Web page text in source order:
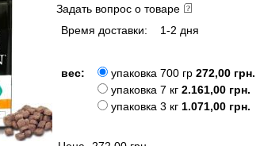
Задать вопрос о товаре
Время доставки:
1-2 дня
вес: упаковка 700 гр 272,00 грн.
упаковка 7 кг 2.161,00 грн.
упаковка 3 кг 1.071,00 грн.